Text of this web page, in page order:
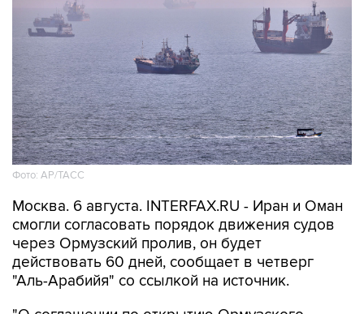
Фото: AP/ТАСС
Москва. 6 августа. INTERFAX.RU - Иран и Оман
смогли согласовать порядок движения судов
через Ормузский пролив, он будет
действовать 60 дней, сообщает в четверг
"Аль-Арабийя" со ссылкой на источник.